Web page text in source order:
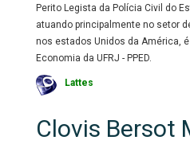
Perito Legista da Polícia Civil do
atuando principalmente no setor
nos estados Unidos da América,
Economia da UFRJ - PPED.
Lattes
Clovis Bersot